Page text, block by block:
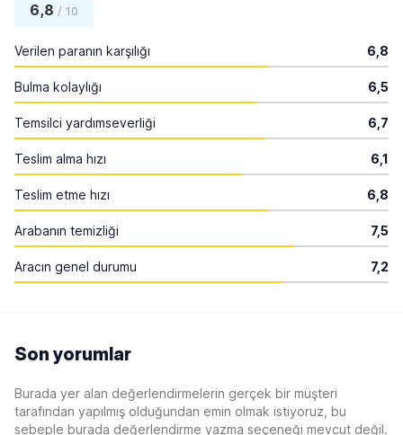
6,8 / 10
Verilen paranın karşılığı 6,8
Bulma kolaylığı 6,5
Temsilci yardımseverliği 6,7
Teslim alma hızı 6,1
Teslim etme hızı 6,8
Arabanın temizliği 7,5
Aracın genel durumu 7,2
Son yorumlar
Burada yer alan değerlendirmelerin gerçek bir müşteri
tarafından yapılmış olduğundan emin olmak istiyoruz, bu
sebeple burada değerlendirme yazma seçeneği mevcut değil.